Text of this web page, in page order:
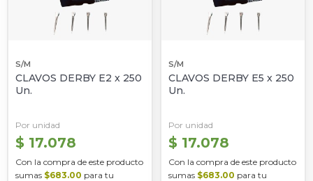
S/M
CLAVOS DERBY E2 x 250
Un.
Por unidad
$ 17.078
Con la compra de este producto
sumas $683.00 para tu
S/M
CLAVOS DERBY E5 x 250
Un.
Por unidad
$ 17.078
Con la compra de este producto
sumas $683.00 para tu